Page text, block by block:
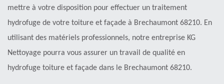
mettre à votre disposition pour effectuer un traitement
hydrofuge de votre toiture et façade à Brechaumont 68210. En
utilisant des matériels professionnels, notre entreprise KG
Nettoyage pourra vous assurer un travail de qualité en
hydrofuge toiture et façade dans le Brechaumont 68210.